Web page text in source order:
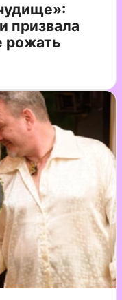
призвала
рожать